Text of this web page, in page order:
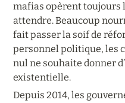
mafias opèrent toujours
attendre. Beaucoup
fait passer la soif de
personnel politique, les
nul ne souhaite donner
existentielle.
Depuis 2014, les